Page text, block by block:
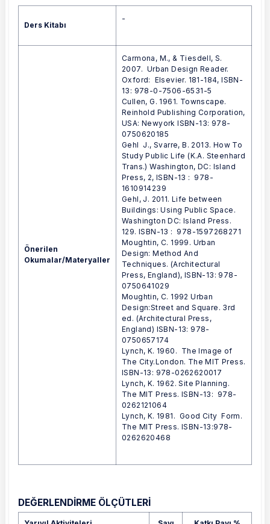
Ders Kitabı
-
Önerilen
Okumalar/Materyaller
Carmona, M., & Tiesdell, S.
2007. Urban Design Reader.
Oxford: Elsevier. 181-184, ISBN-
13: 978-0-7506-6531-5
Cullen, G. 1961. Townscape.
Reinhold Publishing Corporation,
USA: Newyork ISBN-13: 978-
0750620185
Gehl J., Svarre, B. 2013. How To
Study Public Life (K.A. Steenhard
Trans.) Washington, DC: Island
Press, 2, ISBN-13 ‏: ‎ 978-
1610914239
Gehl, J. 2011. Life between
Buildings: Using Public Space.
Washington DC: Island Press.
129. ISBN-13 : ‎ 978-1597268271
Moughtin, C. 1999. Urban
Design: Method And
Techniques. (Architectural
Press, England), ISBN-13: 978-
0750641029
Moughtin, C. 1992 Urban
Design:Street and Square. 3rd
ed. (Architectural Press,
England) ISBN-13: 978-
0750657174
Lynch, K. 1960. The Image of
The City.London. The MIT Press.
ISBN-13: 978-0262620017
Lynch, K. 1962. Site Planning.
The MIT Press. ISBN-13: 978-
0262121064
Lynch, K. 1981. Good City Form.
The MIT Press. ISBN-13:978-
0262620468
DEĞERLENDİRME ÖLÇÜTLERİ